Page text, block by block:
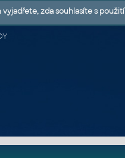
zda souhlasíte s